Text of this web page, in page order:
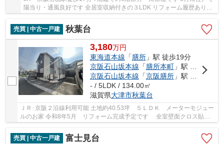
陽当り・通風良好です 全居室収納付きの３LDK リフォーム履歴ありま
売買 | 中古一戸建
秋葉台
3,180万円
東海道本線 「膳所」駅 徒歩19分
京阪石山坂本線 「膳所本町」駅 徒歩16分
京阪石山坂本線 「京阪膳所」駅 徒歩19分
- / 5LDK / 134.00㎡
滋賀県大津市秋葉台
ＪＲ･京阪２沿線利用可能 土地約40.53坪 ５ＬＤＫ メーターモジュー
ルのお家 令和8年5月 リフォーム完成予定です 全室壁面クロス貼
売買 | 中古一戸建
富士見台